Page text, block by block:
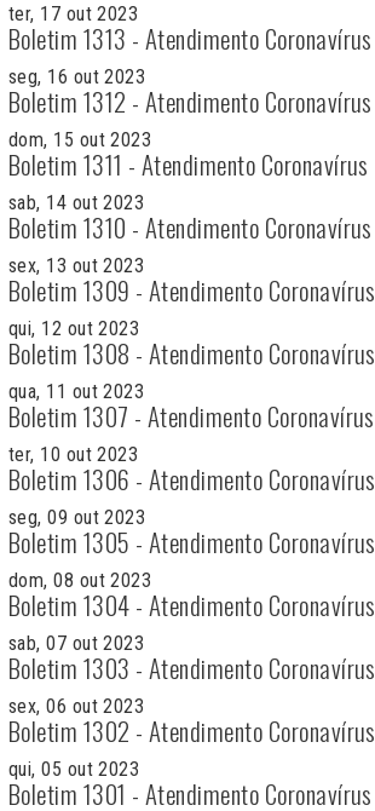
ter, 17 out 2023
Boletim 1313 - Atendimento Coronavírus
seg, 16 out 2023
Boletim 1312 - Atendimento Coronavírus
dom, 15 out 2023
Boletim 1311 - Atendimento Coronavírus
sab, 14 out 2023
Boletim 1310 - Atendimento Coronavírus
sex, 13 out 2023
Boletim 1309 - Atendimento Coronavírus
qui, 12 out 2023
Boletim 1308 - Atendimento Coronavírus
qua, 11 out 2023
Boletim 1307 - Atendimento Coronavírus
ter, 10 out 2023
Boletim 1306 - Atendimento Coronavírus
seg, 09 out 2023
Boletim 1305 - Atendimento Coronavírus
dom, 08 out 2023
Boletim 1304 - Atendimento Coronavírus
sab, 07 out 2023
Boletim 1303 - Atendimento Coronavírus
sex, 06 out 2023
Boletim 1302 - Atendimento Coronavírus
qui, 05 out 2023
Boletim 1301 - Atendimento Coronavírus